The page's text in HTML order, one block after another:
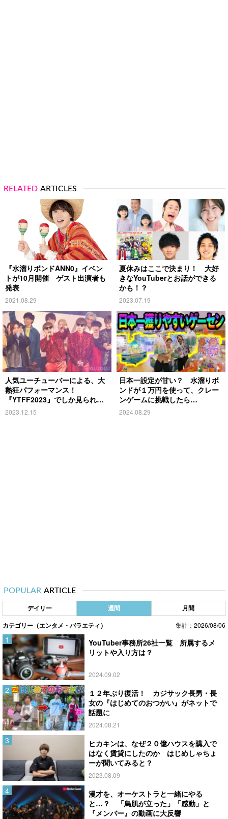
RELATED ARTICLES
『水溜りボンドANN0』イベン
トが10月開催 ゲスト出演者も
発表
2021.08.29
夏休みはここで決まり！ 大好
きなYouTuberとお話ができる
かも！？
2023.07.19
人気ユーチューバーによる、大
熱狂パフォーマンス！
『YTFF2023』でしか見られな
いコラボも
2023.12.15
日本一設定が甘い？ 水溜りボ
ンドが１万円を使って、クレー
ンゲームに挑戦したら…
2024.08.29
POPULAR ARTICLE
デイリー 週間 月間
カテゴリー（エンタメ・バラエティ） 集計：2026/08/06
YouTuber事務所26社一覧 所属するメ
リットや入り方は？
2024.09.02
１２年ぶり復活！ カジサック長男・長
女の『はじめてのおつかい』がネットで
話題に
2024.08.21
ヒカキンは、なぜ２０億ハウスを購入で
はなく賃貸にしたのか はじめしゃちょ
ーが聞いてみると？
2023.08.09
漫才を、オーケストラと一緒にやる
と…？ 「鳥肌が立った」「感動」と
『メンバー』の動画に大反響